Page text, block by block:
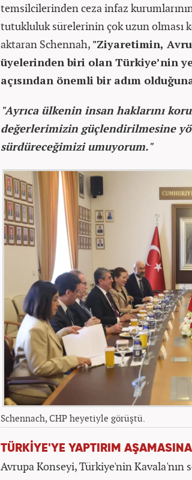
temsilcilerinden ceza infaz
tutukluluk sürelerinin çok uzun olması
aktaran Schennah, "Ziyaretimin,
üyelerinden biri olan Türkiye’nin
açısından önemli bir adım
"Ayrıca ülkenin insan haklarını
değerlerimizin güçlendirilmesine
sürdüreceğimizi umuyorum."
Schennach, CHP heyetiyle görüştü.
TÜRKİYE'YE YAPTIRIM
Avrupa Konseyi, Türkiye'nin Kavala'nın